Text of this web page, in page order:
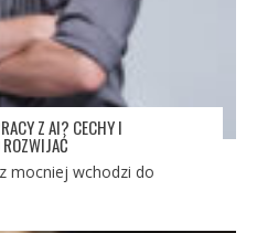
Z AI? CECHY I
mocniej wchodzi do